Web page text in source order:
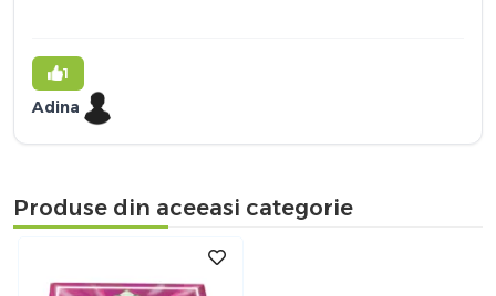
1
Adina
Produse din aceeasi categorie